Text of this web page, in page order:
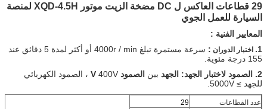
29 قطاعات العاكس ل DC مضخة الزيت موتور XQD-4.5H لمنصة
السيارة للعمل الجوي
المعايير الفنية :
1. اختبار الدوران :
سرعة مستمرة تبلغ 4000r / min أو أكثر لمدة 5 دقائق عند
155 درجة مئوية.
2. الصمود لاختبار الجهد: الجهد
بين الصمود V
400V ، الصمود الكهربائي
للجهد ≥ 5000V.
عدد القطاعات
29